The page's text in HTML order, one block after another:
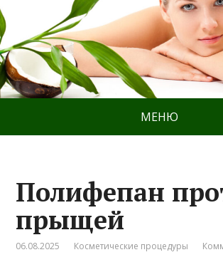
МЕНЮ
Полифепан
прыщей
06.08.2025 Косметические процедуры